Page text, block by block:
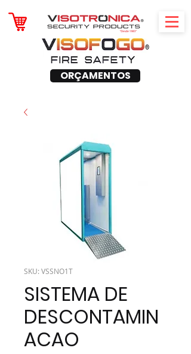
ORÇAMENTOS
SKU: VSSNO1T
SISTEMA DE
DESCONTAMIN
ACAO